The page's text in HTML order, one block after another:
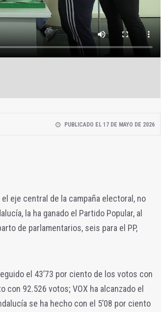
PUBLICADO EL 17 DE MAYO DE 2026
eje central de la campaña electoral, no
la ha ganado el Partido Popular, al
de parlamentarios, seis para el PP,
el 43’73 por ciento de los votos con
con 92.526 votos; VOX ha alcanzado el
se ha hecho con el 5’08 por ciento